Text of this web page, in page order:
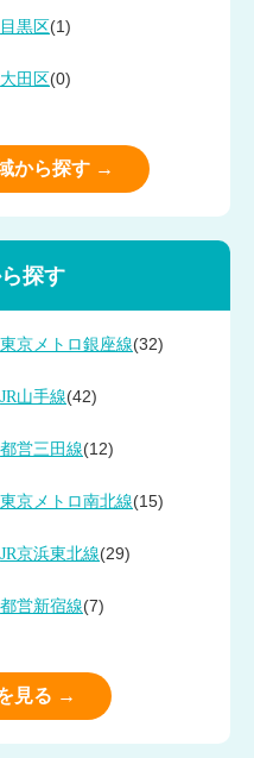
目黒区 (1)
大田区 (0)
から探す →
探す
東京メトロ銀座線(32)
JR山手線(42)
都営三田線(12)
東京メトロ南北線(15)
JR京浜東北線(29)
都営新宿線(7)
見る →